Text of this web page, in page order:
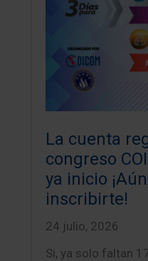
La cuenta
congreso
ya inicio
inscribirte!
24 julio, 2026
Si, ya solo faltan